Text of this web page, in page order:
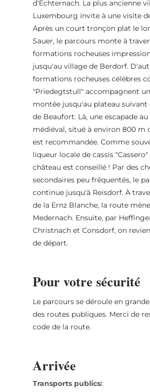
d'Echternach. La plus ancienne
Luxembourg invite à une visite
Après un court tronçon plat le
Sauer, le parcours monte à
formations rocheuses
jusqu'au village de Berdorf.
formations rocheuses célèbres
"Priedegtstull" accompagnent
montée jusqu'au plateau
de Beaufort. Là, une escapade
médiéval, situé à environ 800 m
est recommandée. Comme
liqueur locale de cassis
château est conseillé ! Par des
secondaires peu fréquentés, le
continue jusqu'à Reisdorf. À
de la Ernz Blanche, la route
Medernach. Ensuite, par
Christnach et Consdorf, on
de départ.
Pour votre sécurité
Le parcours se déroule en
des routes publiques. Merci de
code de la route.
Arrivée
Transports publics: